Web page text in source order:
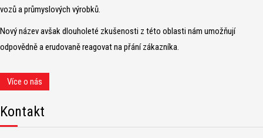
vozů a průmyslových výrobků.
Nový název avšak dlouholeté zkušenosti z této oblasti nám umožňují
odpovědně a erudovaně reagovat na přání zákazníka.
Více o nás
Kontakt